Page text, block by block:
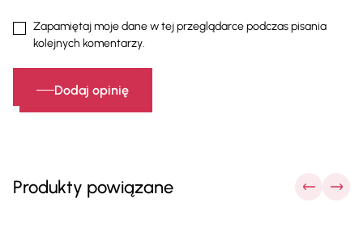
Zapamiętaj moje dane w tej przeglądarce podczas pisania
kolejnych komentarzy.
Dodaj opinię
Produkty powiązane